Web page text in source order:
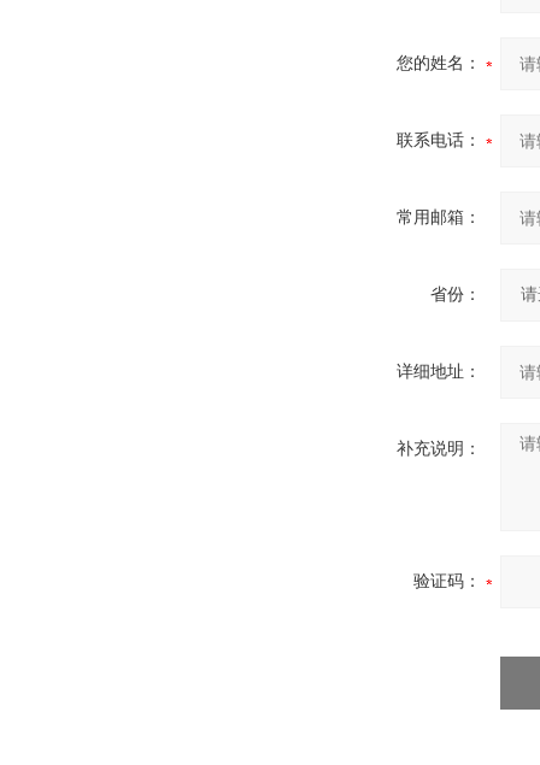
您的姓名：
联系电话：
常用邮箱：
省份：
详细地址：
补充说明：
验证码：